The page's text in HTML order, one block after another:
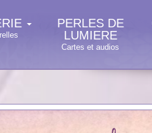
PERLES DE
LUMIERE
Cartes et audios